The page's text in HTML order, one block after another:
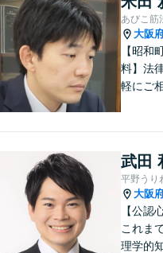
あびこ筋
大阪
【昭和
料】法
軽にご
い分野
お気軽
【夜間
武田
平野うり
大阪
【公認
これま
理学的